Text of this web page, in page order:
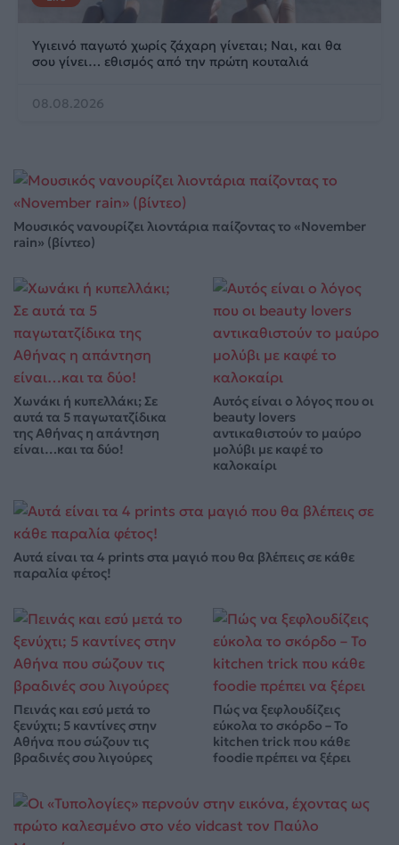
Υγιεινό παγωτό χωρίς ζάχαρη γίνεται; Ναι, και θα
σου γίνει… εθισμός από την πρώτη κουταλιά
08.08.2026
Μουσικός νανουρίζει λιοντάρια παίζοντας το «November
rain» (βίντεο)
Χωνάκι ή κυπελλάκι; Σε
αυτά τα 5 παγωτατζίδικα
της Αθήνας η απάντηση
είναι…και τα δύο!
Αυτός είναι ο λόγος που οι
beauty lovers
αντικαθιστούν το μαύρο
μολύβι με καφέ το
καλοκαίρι
Αυτά είναι τα 4 prints στα μαγιό που θα βλέπεις σε κάθε
παραλία φέτος!
Πεινάς και εσύ μετά το
ξενύχτι; 5 καντίνες στην
Αθήνα που σώζουν τις
βραδινές σου λιγούρες
Πώς να ξεφλουδίζεις
εύκολα το σκόρδο – Το
kitchen trick που κάθε
foodie πρέπει να ξέρει